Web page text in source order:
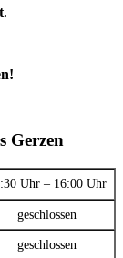
.
Gerzen
Uhr – 16:00 Uhr
geschlossen
geschlossen